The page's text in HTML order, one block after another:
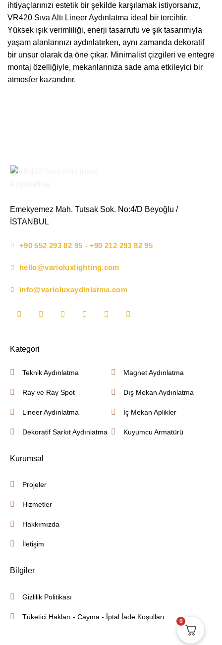
ihtiyaçlarınızı estetik bir şekilde karşılamak istiyorsanız,
VR420 Sıva Altı Lineer Aydınlatma ideal bir tercihtir.
Yüksek ışık verimliliği, enerji tasarrufu ve şık tasarımıyla
yaşam alanlarınızı aydınlatırken, aynı zamanda dekoratif
bir unsur olarak da öne çıkar. Minimalist çizgileri ve entegre
montaj özelliğiyle, mekanlarınıza sade ama etkileyici bir
atmosfer kazandırır.
Emekyemez Mah. Tutsak Sok. No:4/D Beyoğlu /
İSTANBUL
+90 552 293 82 95 - +90 212 293 82 95
hello@varioluxlighting.com
info@varioluxaydinlatma.com
Kategori
Teknik Aydınlatma
Ray ve Ray Spot
Lineer Aydınlatma
Dekoratif Sarkıt Aydınlatma
Magnet Aydınlatma
Dış Mekan Aydınlatma
İç Mekan Aplikler
Kuyumcu Armatürü
Kurumsal
Projeler
Hizmetler
Hakkımızda
İletişim
Bilgiler
Gizlilik Politikası
Tüketici Hakları - Cayma - İptal İade Koşulları
0